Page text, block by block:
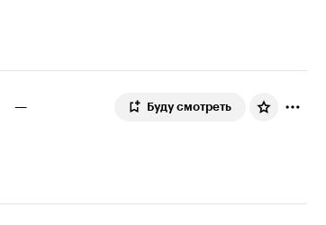
— Буду смотреть